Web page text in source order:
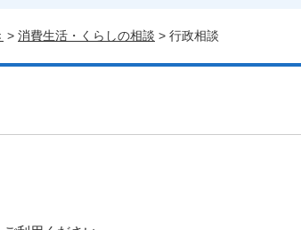
> 消費生活・くらしの相談 > 行政相談